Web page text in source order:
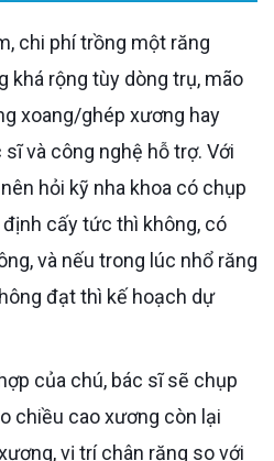
khá rộng tùy dòng trụ, mão
xoang/ghép xương hay
và công nghệ hỗ trợ. Với
hỏi kỹ nha khoa có chụp
cấy tức thì không, có
và nếu trong lúc nhổ răng
đạt thì kế hoạch dự
chiều cao xương còn lại
vị trí chân răng so với